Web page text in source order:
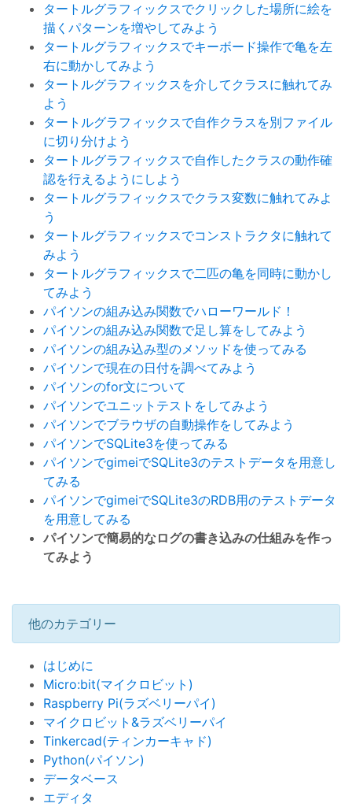
タートルグラフィックスでクリックした場所に絵を
描くパターンを増やしてみよう
タートルグラフィックスでキーボード操作で亀を左
右に動かしてみよう
タートルグラフィックスを介してクラスに触れてみ
よう
タートルグラフィックスで自作クラスを別ファイル
に切り分けよう
タートルグラフィックスで自作したクラスの動作確
認を行えるようにしよう
タートルグラフィックスでクラス変数に触れてみよ
う
タートルグラフィックスでコンストラクタに触れて
みよう
タートルグラフィックスで二匹の亀を同時に動かし
てみよう
パイソンの組み込み関数でハローワールド！
パイソンの組み込み関数で足し算をしてみよう
パイソンの組み込み型のメソッドを使ってみる
パイソンで現在の日付を調べてみよう
パイソンのfor文について
パイソンでユニットテストをしてみよう
パイソンでブラウザの自動操作をしてみよう
パイソンでSQLite3を使ってみる
パイソンでgimeiでSQLite3のテストデータを用意し
てみる
パイソンでgimeiでSQLite3のRDB用のテストデータ
を用意してみる
パイソンで簡易的なログの書き込みの仕組みを作っ
てみよう
他のカテゴリー
はじめに
Micro:bit(マイクロビット)
Raspberry Pi(ラズベリーパイ)
マイクロビット&ラズベリーパイ
Tinkercad(ティンカーキャド)
Python(パイソン)
データベース
エディタ